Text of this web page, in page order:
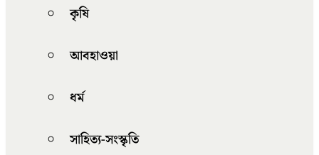
কৃষি
আবহাওয়া
ধর্ম
সাহিত্য-সংস্কৃতি